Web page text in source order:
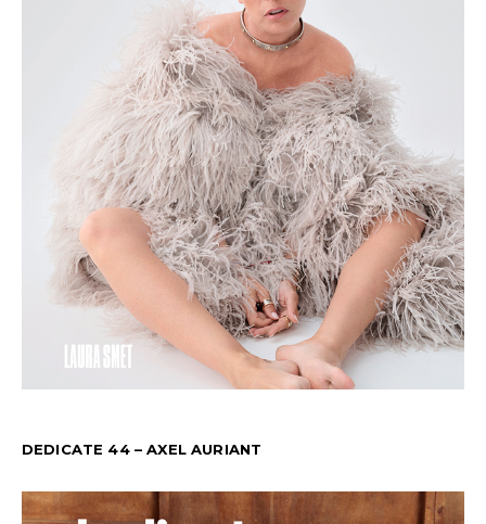
DEDICATE 44 – AXEL AURIANT